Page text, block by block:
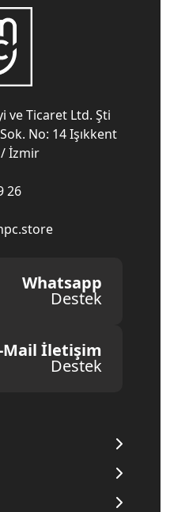
ve Ticaret Ltd. Şti
No: 14 Işıkkent
İzmir
26
Whatsapp
Destek
Mail İletişim
Destek